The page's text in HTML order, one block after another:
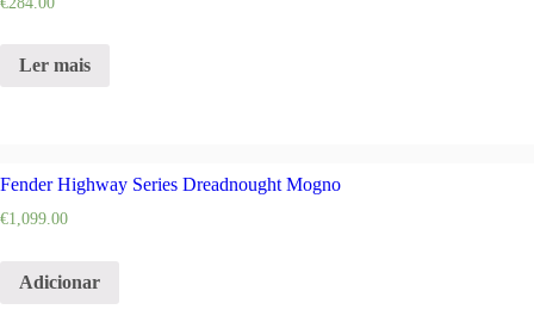
Ler mais
Fender Highway Series Dreadnought Mogno
€1,099.00
Adicionar